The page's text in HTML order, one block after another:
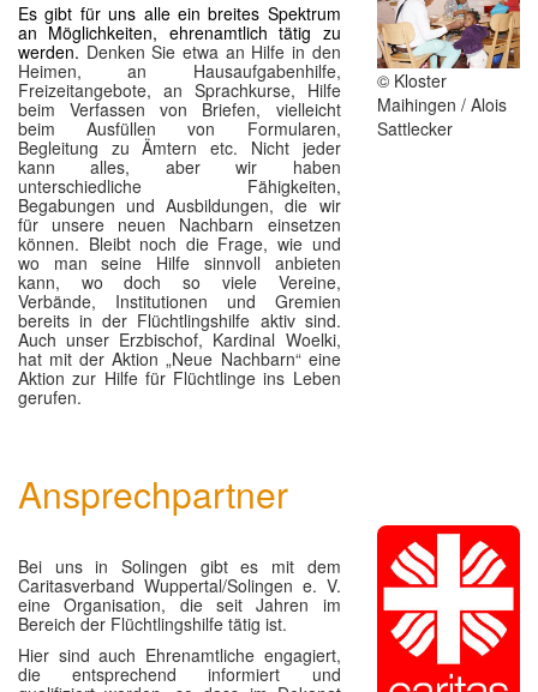
Es gibt für uns alle ein breites Spektrum
an Möglichkeiten, ehrenamtlich tätig zu
werden. Denken Sie etwa an Hilfe in den
Heimen, an Hausaufgabenhilfe,
Freizeitangebote, an Sprachkurse, Hilfe
beim Verfassen von Briefen, vielleicht
beim Ausfüllen von Formularen,
Begleitung zu Ämtern etc. Nicht jeder
kann alles, aber wir haben
unterschiedliche Fähigkeiten,
Begabungen und Ausbildungen, die wir
für unsere neuen Nachbarn einsetzen
können. Bleibt noch die Frage, wie und
wo man seine Hilfe sinnvoll anbieten
kann, wo doch so viele Vereine,
Verbände, Institutionen und Gremien
bereits in der Flüchtlingshilfe aktiv sind.
Auch unser Erzbischof, Kardinal Woelki,
hat mit der Aktion „Neue Nachbarn“ eine
Aktion zur Hilfe für Flüchtlinge ins Leben
gerufen.
© Kloster
Maihingen / Alois
Sattlecker
Ansprechpartner
Bei uns in Solingen gibt es mit dem
Caritasverband Wuppertal/Solingen e. V.
eine Organisation, die seit Jahren im
Bereich der Flüchtlingshilfe tätig ist.
Hier sind auch Ehrenamtliche engagiert,
die entsprechend informiert und